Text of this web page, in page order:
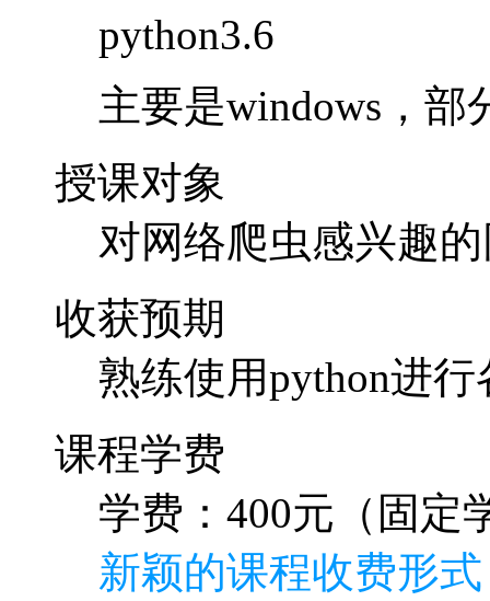
python3.6
主要是windows，
授课对象
对网络爬虫感兴趣
收获预期
熟练使用python进
课程学费
学费：400元（固定
新颖的课程收费形